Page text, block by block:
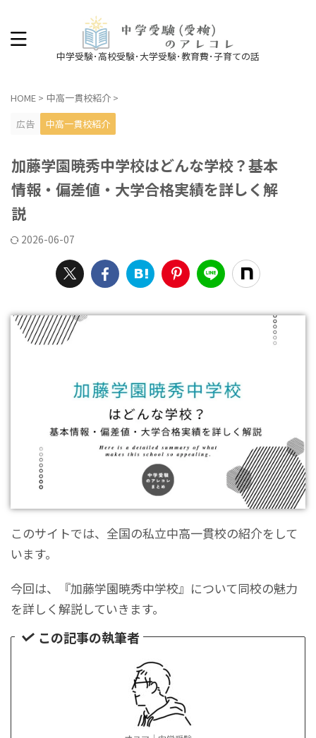
中学受験･高校受験･大学受験･教育費･子育ての話
HOME > 中高一貫校紹介 >
広告
中高一貫校紹介
加藤学園暁秀中学校はどんな学校？基本
情報・偏差値・大学合格実績を詳しく解
説
2026-06-07
このサイトでは、全国の私立中高一貫校の紹介をして
います。
今回は、『加藤学園暁秀中学校』について同校の魅力
を詳しく解説していきます。
この記事の執筆者